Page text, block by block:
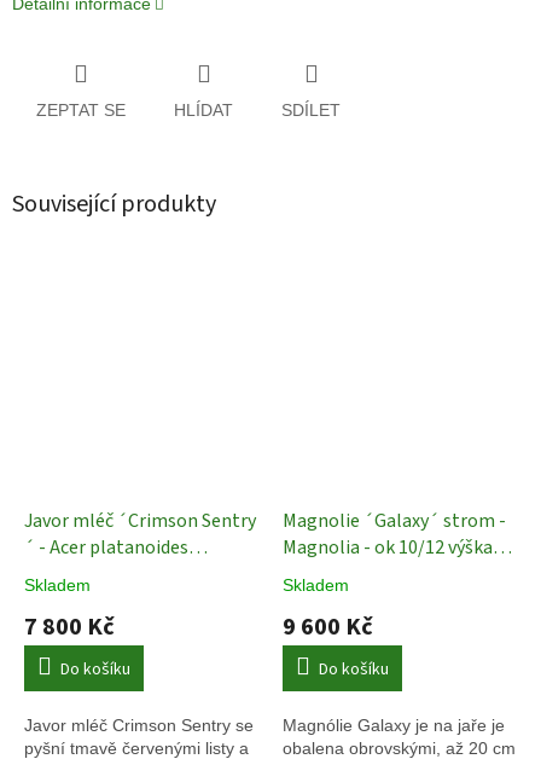
Detailní informace
ZEPTAT SE HLÍDAT SDÍLET
Související produkty
Javor mléč ´Crimson Sentry
´ - Acer platanoides
´Crimson Sentry´- ok 10/12
cmOkrasné stromy
Skladem
7 800 Kč
Do košíku
Javor mléč Crimson Sentry se
pyšní tmavě červenými listy a
Magnolie ´Galaxy´ strom -
Magnolia - ok 10/12 výška
350 cm Exkluziv
stromy
Skladem
9 600 Kč
Do košíku
Magnólie Galaxy je na jaře je
obalena obrovskými, až 20 cm